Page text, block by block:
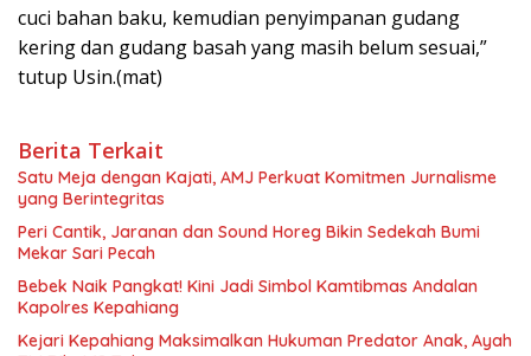
cuci bahan baku, kemudian penyimpanan gudang
kering dan gudang basah yang masih belum sesuai,”
tutup Usin.(mat)
Berita Terkait
Satu Meja dengan Kajati, AMJ Perkuat Komitmen Jurnalisme
yang Berintegritas
Peri Cantik, Jaranan dan Sound Horeg Bikin Sedekah Bumi
Mekar Sari Pecah
Bebek Naik Pangkat! Kini Jadi Simbol Kamtibmas Andalan
Kapolres Kepahiang
Kejari Kepahiang Maksimalkan Hukuman Predator Anak, Ayah